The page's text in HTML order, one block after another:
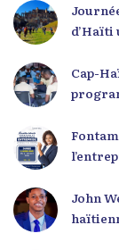
Cap-
John